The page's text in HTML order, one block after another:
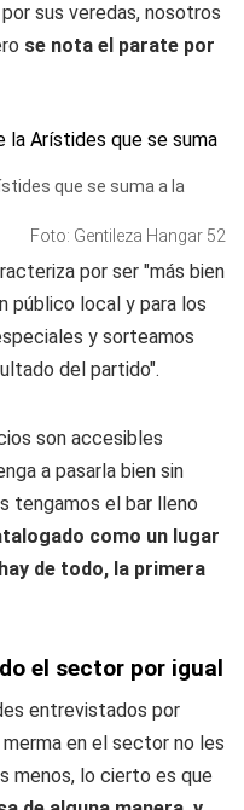
sus veredas, nosotros
se nota el parate por
que se suma a la
Foto: Gentileza Hangar 52
por ser "más bien
público local y para los
y sorteamos
del partido".
son accesibles
a pasarla bien sin
tengamos el bar lleno
como un lugar
de todo, la primera
el sector por igual
entrevistados por
merma en el sector no les
menos, lo cierto es que